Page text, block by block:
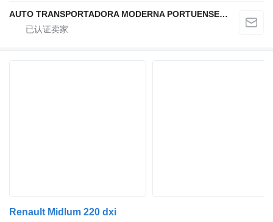
AUTO TRANSPORTADORA MODERNA PORTUENSE SA
Renault Midlum 220 dxi